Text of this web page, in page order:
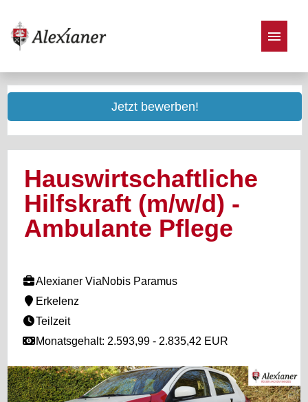
Stellenangebote
Jetzt bewerben!
Hauswirtschaftliche
Hilfskraft (m/w/d) -
Ambulante Pflege
Alexianer ViaNobis Paramus
Erkelenz
Teilzeit
Monatsgehalt: 2.593,99 - 2.835,42 EUR